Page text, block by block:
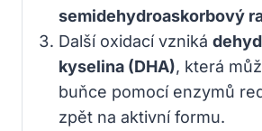
semidehydroaskorbový
Další oxidací vzniká
kyselina (DHA), která
buňce pomocí enzymů
zpět na aktivní formu.